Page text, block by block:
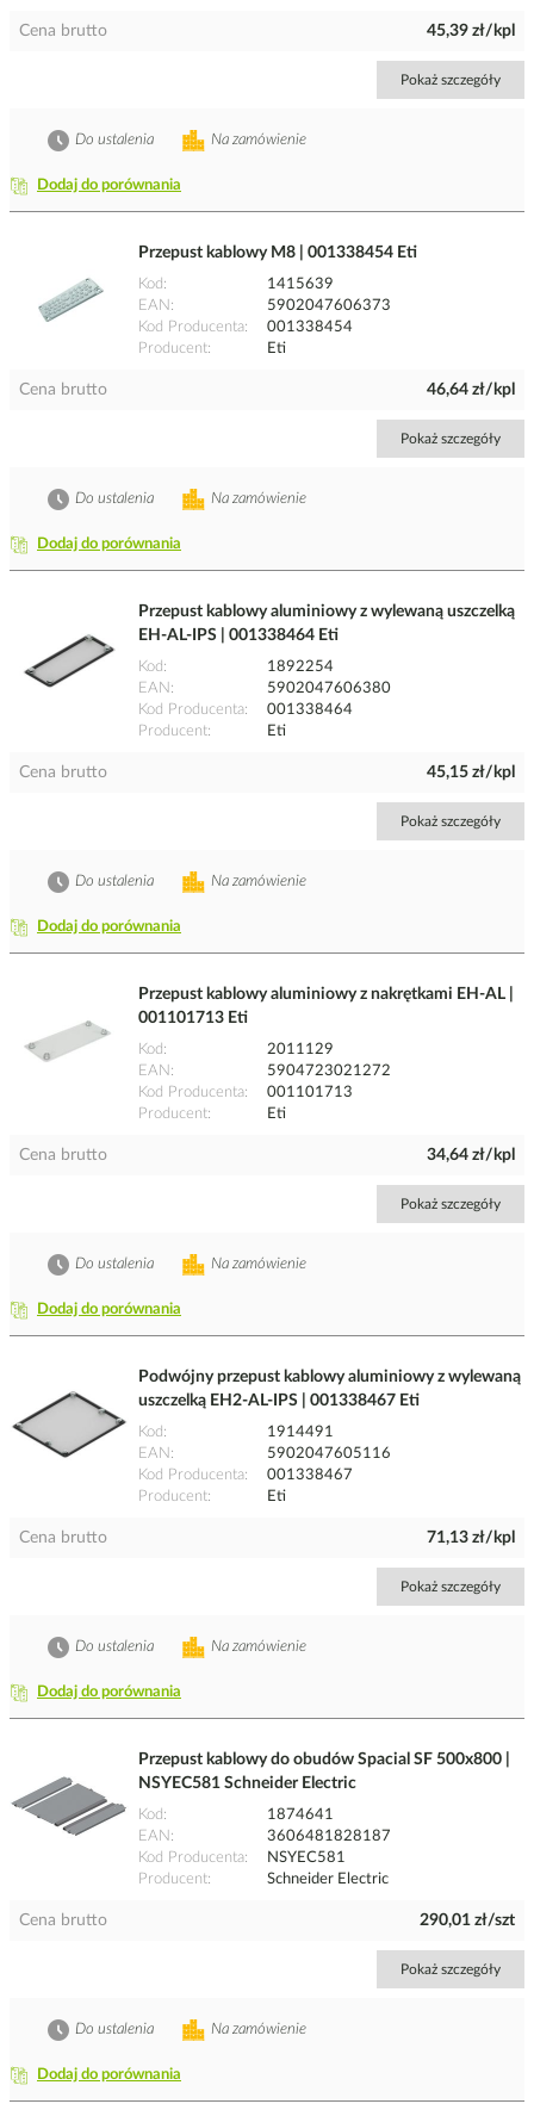
Cena brutto 45,39 zł/kpl
Pokaż szczegóły
Dodaj do porównania
Na zamówienie
Do ustalenia
Przepust kablowy M8 | 001338454 Eti
Kod
1415639
EAN
5902047606373
Kod Producenta
001338454
Producent
Eti
Cena brutto 46,64 zł/kpl
Pokaż szczegóły
Dodaj do porównania
Na zamówienie
Do ustalenia
Przepust kablowy aluminiowy z wylewaną uszczelką
EH-AL-IPS | 001338464 Eti
Kod
1892254
EAN
5902047606380
Kod Producenta
001338464
Producent
Eti
Cena brutto 45,15 zł/kpl
Pokaż szczegóły
Dodaj do porównania
Na zamówienie
Do ustalenia
Przepust kablowy aluminiowy z nakrętkami EH-AL |
001101713 Eti
Kod
2011129
EAN
5904723021272
Kod Producenta
001101713
Producent
Eti
Cena brutto 34,64 zł/kpl
Pokaż szczegóły
Dodaj do porównania
Na zamówienie
Do ustalenia
Podwójny przepust kablowy aluminiowy z wylewaną
uszczelką EH2-AL-IPS | 001338467 Eti
Kod
1914491
EAN
5902047605116
Kod Producenta
001338467
Producent
Eti
Cena brutto 71,13 zł/kpl
Pokaż szczegóły
Dodaj do porównania
Na zamówienie
Do ustalenia
Przepust kablowy do obudów Spacial SF 500x800 |
NSYEC581 Schneider Electric
Kod
1874641
EAN
3606481828187
Kod Producenta
NSYEC581
Producent
Schneider Electric
Cena brutto 290,01 zł/szt
Pokaż szczegóły
Dodaj do porównania
Na zamówienie
Do ustalenia